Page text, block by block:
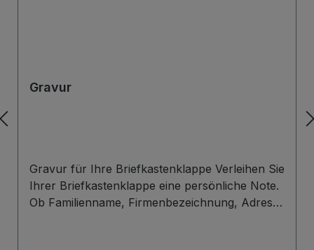
Gravur
Gravur für Ihre Briefkastenklappe Verleihen Sie
Ihrer Briefkastenklappe eine persönliche Note.
Ob Familienname, Firmenbezeichnung, Adresse